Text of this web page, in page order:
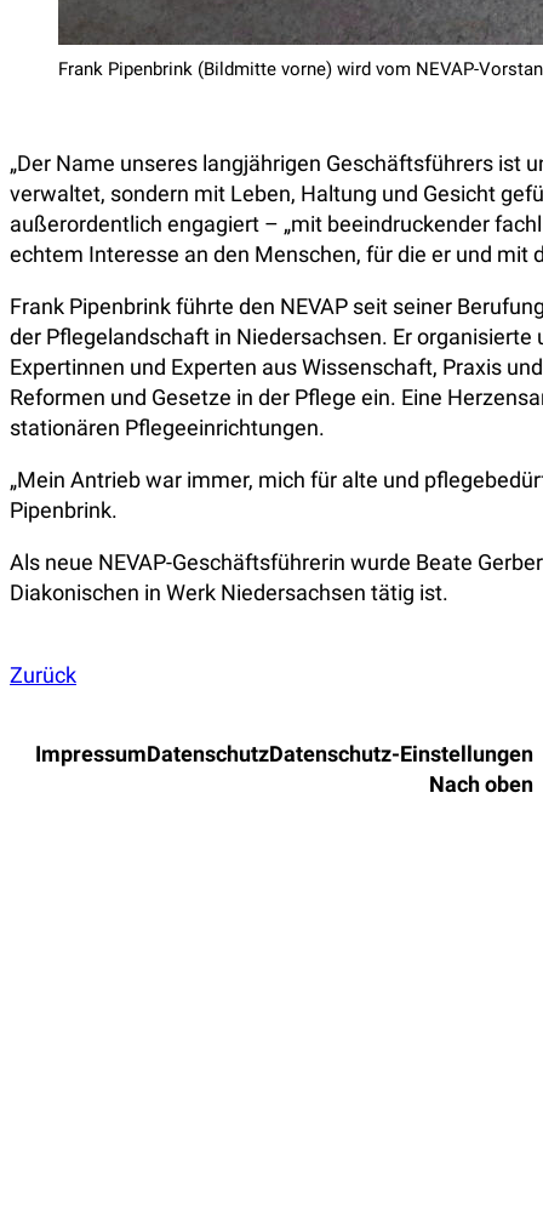
Frank Pipenbrink (Bildmitte vorne) wird vom NEVAP-
„Der Name unseres langjährigen Geschäftsführers ist
verwaltet, sondern mit Leben, Haltung und Gesicht
außerordentlich engagiert – „mit beeindruckender
echtem Interesse an den Menschen, für die er und mit
Frank Pipenbrink führte den NEVAP seit seiner
der Pflegelandschaft in Niedersachsen. Er
Expertinnen und Experten aus Wissenschaft, Praxis
Reformen und Gesetze in der Pflege ein. Eine
stationären Pflegeeinrichtungen.
„Mein Antrieb war immer, mich für alte und
Pipenbrink.
Als neue NEVAP-Geschäftsführerin wurde Beate
Diakonischen in Werk Niedersachsen tätig ist.
Zurück
ImpressumDatenschutzDatenschutz-Einstellungen
Nach oben